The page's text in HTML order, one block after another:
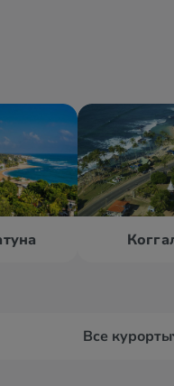
Все курорты